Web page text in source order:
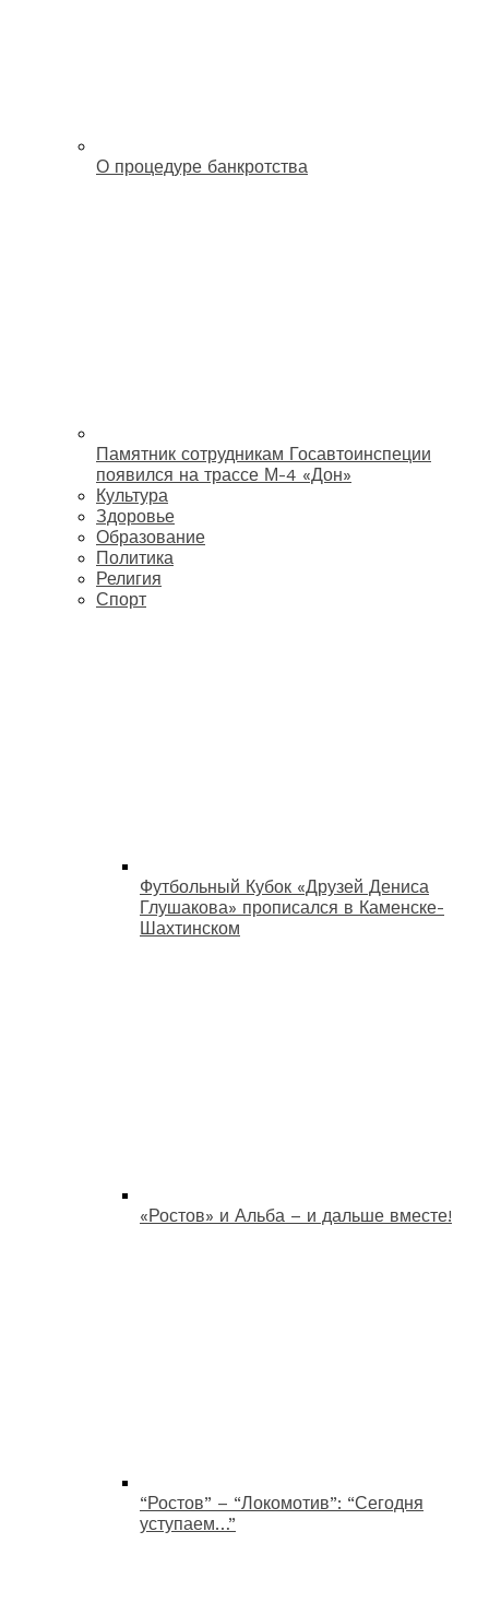
О процедуре банкротства
Памятник сотрудникам Госавтоинспеции
появился на трассе М-4 «Дон»
Культура
Здоровье
Образование
Политика
Религия
Спорт
Футбольный Кубок «Друзей Дениса
Глушакова» прописался в Каменске-
Шахтинском
«Ростов» и Альба – и дальше вместе!
“Ростов” – “Локомотив”: “Сегодня
уступаем…”